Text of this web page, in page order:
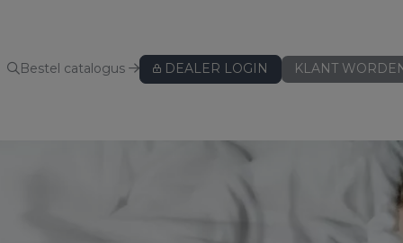
Bestel catalogus DEALER LOGIN KLANT